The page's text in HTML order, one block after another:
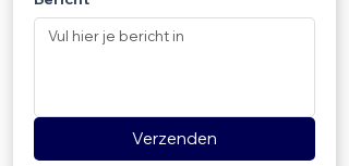
Verzenden